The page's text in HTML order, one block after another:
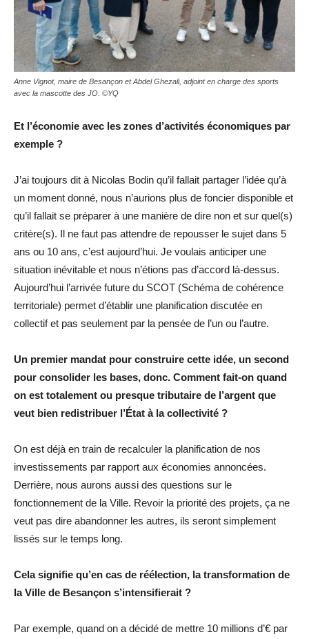
Anne Vignot, maire de Besançon et Abdel Ghezali, adjoint en charge des sports
avec la mascotte des JO. ©YQ
Et l’économie avec les zones d’activités économiques par
exemple ?
J’ai toujours dit à Nicolas Bodin qu’il fallait partager l’idée qu’à
un moment donné, nous n’aurions plus de foncier disponible et
qu’il fallait se préparer à une manière de dire non et sur quel(s)
critère(s). Il ne faut pas attendre de repousser le sujet dans 5
ans ou 10 ans, c’est aujourd’hui. Je voulais anticiper une
situation inévitable et nous n’étions pas d’accord là-dessus.
Aujourd’hui l’arrivée future du SCOT (Schéma de cohérence
territoriale) permet d’établir une planification discutée en
collectif et pas seulement par la pensée de l’un ou l’autre.
Un premier mandat pour construire cette idée, un second
pour consolider les bases, donc. Comment fait-on quand
on est totalement ou presque tributaire de l’argent que
veut bien redistribuer l’État à la collectivité ?
On est déjà en train de recalculer la planification de nos
investissements par rapport aux économies annoncées.
Derrière, nous aurons aussi des questions sur le
fonctionnement de la Ville. Revoir la priorité des projets, ça ne
veut pas dire abandonner les autres, ils seront simplement
lissés sur le temps long.
Cela signifie qu’en cas de réélection, la transformation de
la Ville de Besançon s’intensifierait ?
Par exemple, quand on a décidé de mettre 10 millions d’€ par